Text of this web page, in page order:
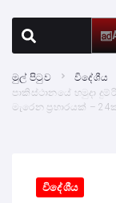
මුල් පිටුව
විදේශීය
පාකිස්ථානයේ හමුදා
මැරෙන ප්‍රහාරයක් –
විදේශීය